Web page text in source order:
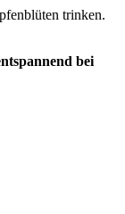
trinken.
bei